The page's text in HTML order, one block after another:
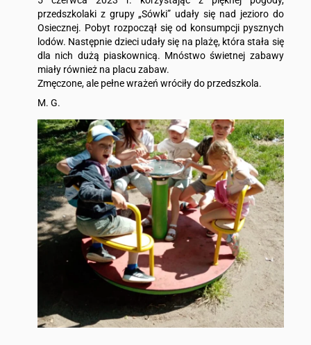
przedszkolaki z grupy „Sówki” udały się nad jezioro do
Osiecznej. Pobyt rozpoczął się od konsumpcji pysznych
lodów. Następnie dzieci udały się na plażę, która stała się
dla nich dużą piaskownicą. Mnóstwo świetnej zabawy
miały również na placu zabaw.
Zmęczone, ale pełne wrażeń wróciły do przedszkola.
M. G.